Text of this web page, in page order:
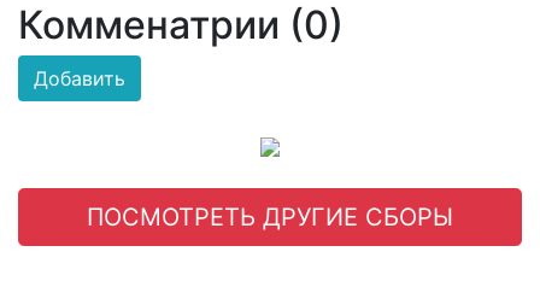
Комменатрии (0)
Добавить
ПОСМОТРЕТЬ ДРУГИЕ СБОРЫ